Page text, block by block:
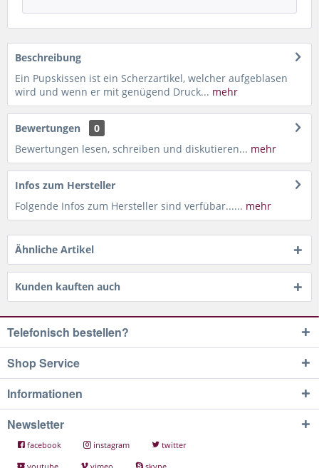
Beschreibung
Ein Pupskissen ist ein Scherzartikel, welcher aufgeblasen
wird und wenn er mit genügend Druck... mehr
Bewertungen
0
Bewertungen lesen, schreiben und diskutieren... mehr
Infos zum Hersteller
Folgende Infos zum Hersteller sind verfübar...... mehr
Ähnliche Artikel
Kunden kauften auch
Telefonisch bestellen?
Shop Service
Informationen
Newsletter
facebook instagram
twitter